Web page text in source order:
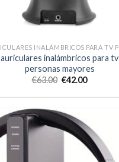
auriculares inalámbricos para tv
personas mayores
€63.00 €42.00